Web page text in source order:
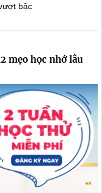
bậc
mẹo học nhớ lâu